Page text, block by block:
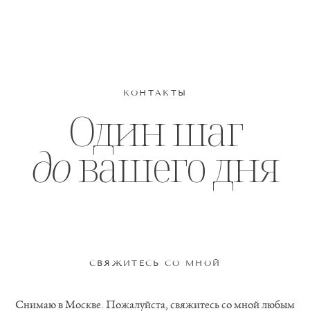
КОНТАКТЫ
Один шаг
довашего дня
СВЯЖИТЕСЬ СО МНОЙ
Снимаю в Москве. Пожалуйста, свяжитесь со мной любым